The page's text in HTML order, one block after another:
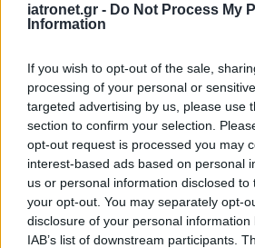
iatronet.gr - Do Not Process My
Information
If you wish to opt-out of the sale,
processing of your personal or
targeted advertising by us, please use
section to confirm your selection.
opt-out request is processed you may
interest-based ads based on personal
us or personal information disclosed
your opt-out. You may separately opt-
disclosure of your personal
IAB’s list of downstream participants.